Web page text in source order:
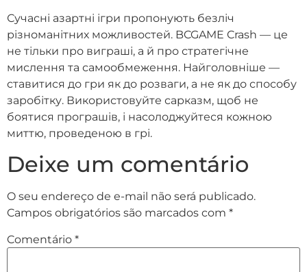
Сучасні азартні ігри пропонують безліч
різноманітних можливостей. BCGAME Crash — це
не тільки про виграші, а й про стратегічне
мислення та самообмеження. Найголовніше —
ставитися до гри як до розваги, а не як до способу
заробітку. Використовуйте сарказм, щоб не
боятися програшів, і насолоджуйтеся кожною
миттю, проведеною в грі.
Deixe um comentário
O seu endereço de e-mail não será publicado.
Campos obrigatórios são marcados com *
Comentário *